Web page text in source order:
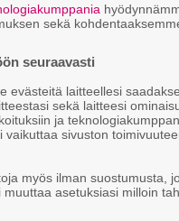
vain sitä kuinka
tavoin saivat
sekä
seuraavasti
evästeitä laitteellesi
sekä laitteesi
ja
sivuston
myös ilman suostumusta,
asetuksiasi milloin